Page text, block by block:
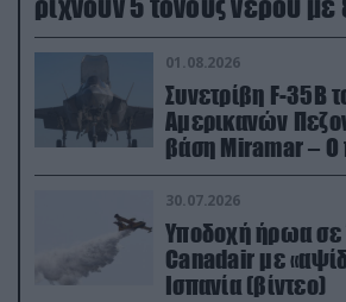
ρίχνουν 5 τόνους νερού
01.08.2026
Συνετρίβη F-35B
Αμερικανών
βάση Miramar – Ο
εκτινάχθηκε
30.07.2026
Υποδοχή ήρωα σε
Canadair με
Ισπανία (βίντεο)